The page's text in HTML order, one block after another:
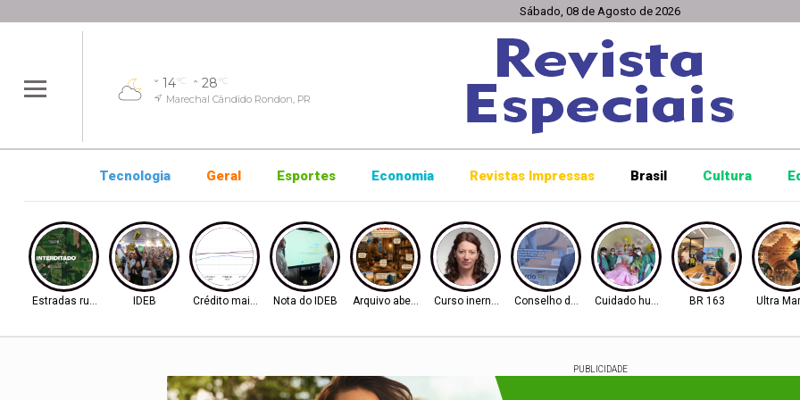
Sábado, 08 de Agosto de 2026
14°C 28°C
Marechal Cândido Rondon, PR
Tecnologia Geral Esportes Economia Revistas Impressas Brasil Cultura
Estradas rurais IDEB Crédito mais difícilNota do IDEB Arquivo aberto Curso inernacionalConselho de InovaçãoCuidado humanizadoBR 163 Ultra
PUBLICIDADE